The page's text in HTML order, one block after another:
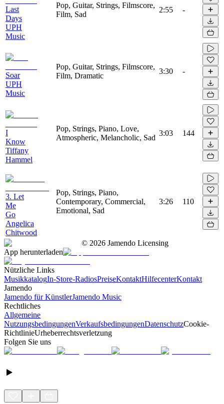
Last
Days
UPH
Music
Pop, Guitar, Strings, Filmscore,
Film, Sad
2:55 -
Soar
UPH
Music
Pop, Guitar, Strings, Filmscore,
Film, Dramatic
3:30 -
I
Know
Tiffany
Hammel
Pop, Strings, Piano, Love,
Atmospheric, Melancholic, Sad
3:03 144
3. Let
Me
Go
Angelica
Chitwood
Pop, Strings, Piano,
Contemporary, Commercial,
Emotional, Sad
3:26 110
© 2026 Jamendo Licensing
App herunterladen
Nützliche Links
MusikkatalogIn-Store-RadiosPreiseKontaktHilfecenterKontakt
Jamendo
Jamendo für KünstlerJamendo Music
Rechtliches
Allgemeine
NutzungsbedingungenVerkaufsbedingungenDatenschutzCookie-
RichtlinieUrheberrechtsverletzung
Folgen Sie uns